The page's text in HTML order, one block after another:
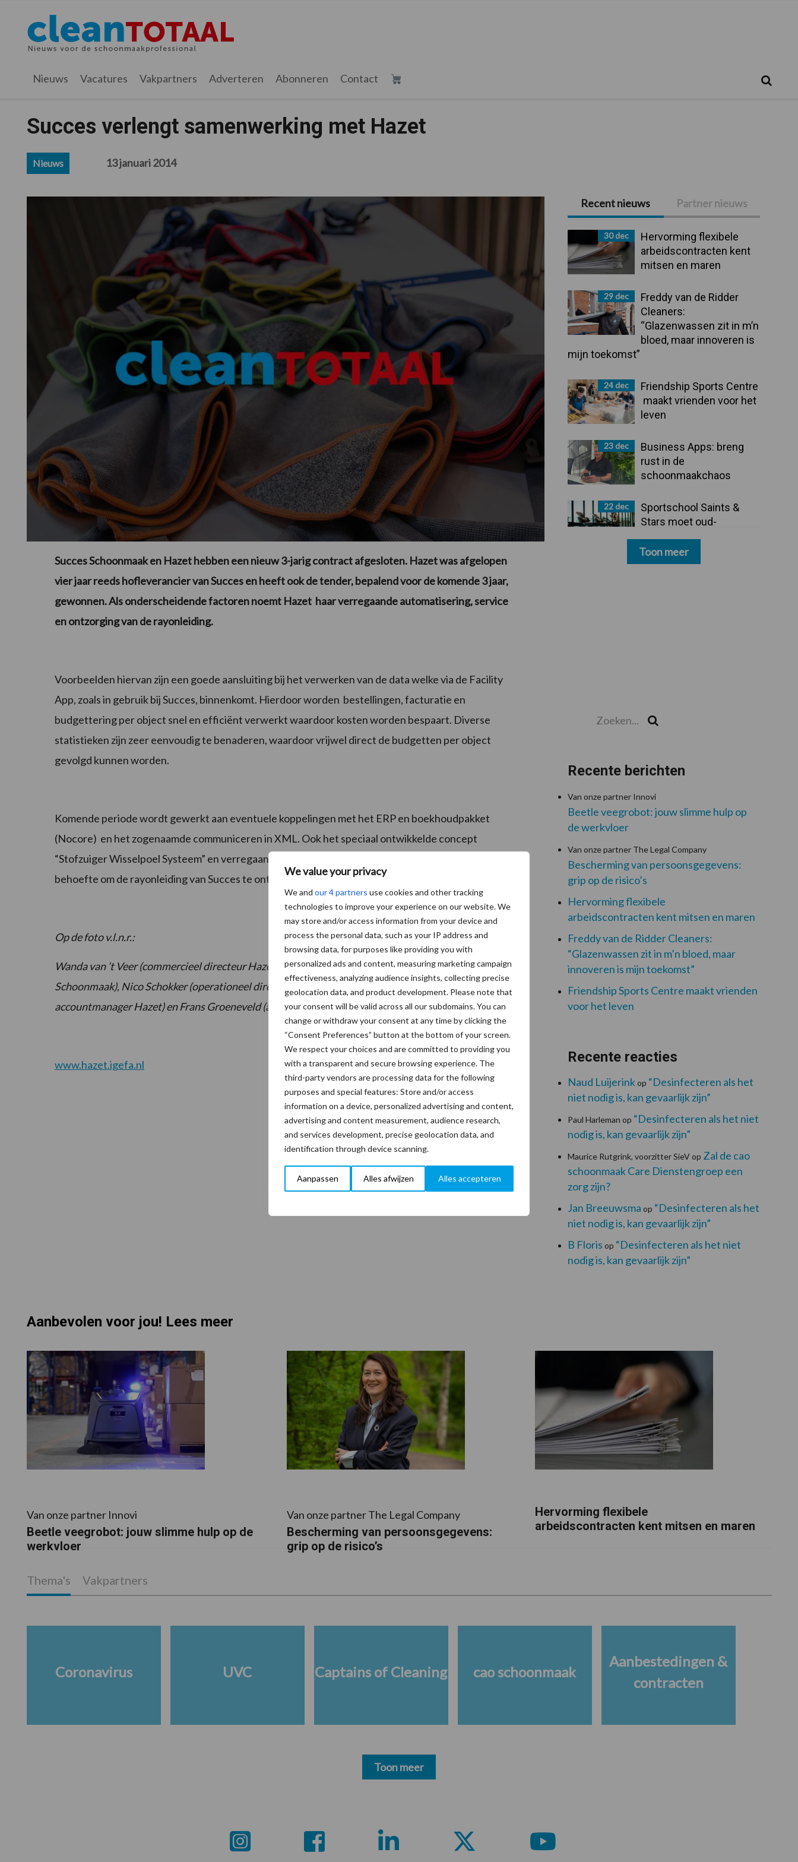
We value your privacy
We and our 4 partners use cookies and other tracking
technologies to improve your experience on our website. We
may store and/or access information from your device and
process the personal data, such as your IP address and
browsing data, for purposes like providing you with
personalized ads and content, measuring marketing campaign
effectiveness, analyzing audience insights, collecting precise
geolocation data, and product development. Please note that
your consent will be valid across all our subdomains. You can
change or withdraw your consent at any time by clicking the
“Consent Preferences” button at the bottom of your screen.
We respect your choices and are committed to providing you
with a transparent and secure browsing experience. The
third-party vendors are processing data for the following
purposes and special features: Store and/or access
information on a device, personalized advertising and content,
advertising and content measurement, audience research,
and services development, precise geolocation data, and
identification through device scanning.
Aanpassen Alles afwijzen Alles accepteren
hoofdnavigatie
hoofd
inhoud
eerste
sidebar
voettekst
Cleantotaal.nl
Het
laatste
voor
professionele
Nieuws Vacatures Vakpartners Adverteren Abonneren Contact
Succes verlengt samenwerking met Hazet
Nieuws 13 januari 2014
Succes Schoonmaak en Hazet hebben een nieuw 3-jarig contract afgesloten. Hazet was afgelopen
vier jaar reeds hofleverancier van Succes en heeft ook de tender, bepalend voor de komende 3 jaar,
gewonnen. Als onderscheidende factoren noemt Hazet haar verregaande automatisering, service
en ontzorging van de rayonleiding.
Voorbeelden hiervan zijn een goede aansluiting bij het verwerken van de data welke via de Facility
App, zoals in gebruik bij Succes, binnenkomt. Hierdoor worden bestellingen, facturatie en
budgettering per object snel en efficiënt verwerkt waardoor kosten worden bespaart. Diverse
statistieken zijn zeer eenvoudig te benaderen, waardoor vrijwel direct de budgetten per object
gevolgd kunnen worden.
Komende periode wordt gewerkt aan eventuele koppelingen met het ERP en boekhoudpakket
(Nocore) en het zogenaamde communiceren in XML. Ook het speciaal ontwikkelde concept
“Stofzuiger Wisselpoel Systeem” en verregaande opstart service, voorzien grotendeels in de
behoefte om de rayonleiding van Succes te ontlasten.
Op de foto v.l.n.r.:
Wanda van ’t Veer (commercieel directeur Hazet), Gerard Veerman (financieel directeur Succes
Schoonmaak), Nico Schokker (operationeel directeur Succes Schoonmaak), Peter Kwestro (key
accountmanager Hazet) en Frans Groeneveld (algemeen directeur Hazet).
www.hazet.igefa.nl
Primaire
Sidebar
Recent nieuws Partner nieuws
30 dec
Hervorming flexibele
arbeidscontracten kent
mitsen en maren
29 dec
Freddy van de Ridder
Cleaners:
“Glazenwassen zit in m’n
bloed, maar innoveren is
mijn toekomst”
24 dec
Friendship Sports Centre
maakt vrienden voor het
leven
23 dec
Business Apps: breng
rust in de
schoonmaakchaos
22 dec
Sportschool Saints &
Stars moet oud-
betalen
Toon meer
Recente berichten
Van onze partner Innovi
Beetle veegrobot: jouw slimme hulp op
de werkvloer
Van onze partner The Legal Company
Bescherming van persoonsgegevens:
grip op de risico’s
Hervorming flexibele
arbeidscontracten kent mitsen en maren
Freddy van de Ridder Cleaners:
“Glazenwassen zit in m’n bloed, maar
innoveren is mijn toekomst”
Friendship Sports Centre maakt vrienden
voor het leven
Recente reacties
Naud Luijerinkop “Desinfecteren als het
niet nodig is, kan gevaarlijk zijn”
Paul Harleman op “Desinfecteren als het niet
nodig is, kan gevaarlijk zijn”
Maurice Rutgrink, voorzitter SieVop Zal de cao
schoonmaak Care Dienstengroep een
zorg zijn?
Jan Breeuwsma op “Desinfecteren als het
niet nodig is, kan gevaarlijk zijn”
B Floris op “Desinfecteren als het niet
nodig is, kan gevaarlijk zijn”
Aanbevolen voor jou! Lees meer
Van onze partner Innovi
Beetle veegrobot: jouw slimme hulp op de
werkvloer
Van onze partner The Legal Company
Bescherming van persoonsgegevens:
grip op de risico’s
Hervorming flexibele
arbeidscontracten kent mitsen en maren
Thema's Vakpartners
Coronavirus UVC Captains of Cleaning cao schoonmaak
Aanbestedingen &
contracten
Toon meer